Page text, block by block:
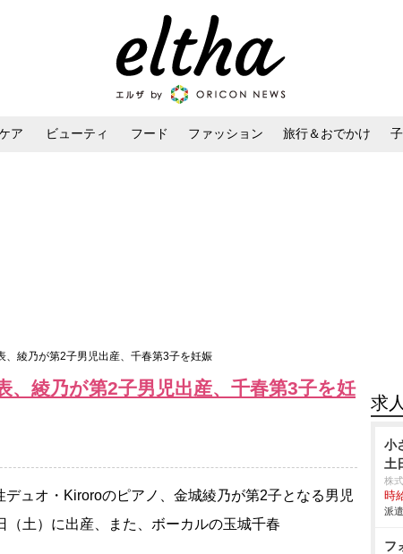
ア ビューティ フード ファッション 旅行＆おでかけ
、綾乃が第2子男児出産、千春第3子を妊娠
綾乃が第2子男児出産、千春第3子を妊
ュオ・Kiroroのピアノ、金城綾乃が第2子となる男児
（土）に出産、また、ボーカルの玉城千春
求
小
土
株
時
派
フ